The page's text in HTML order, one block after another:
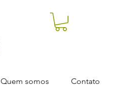
Quem somos Contato